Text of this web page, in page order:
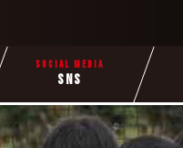
SNS
SOCIAL MEDIA